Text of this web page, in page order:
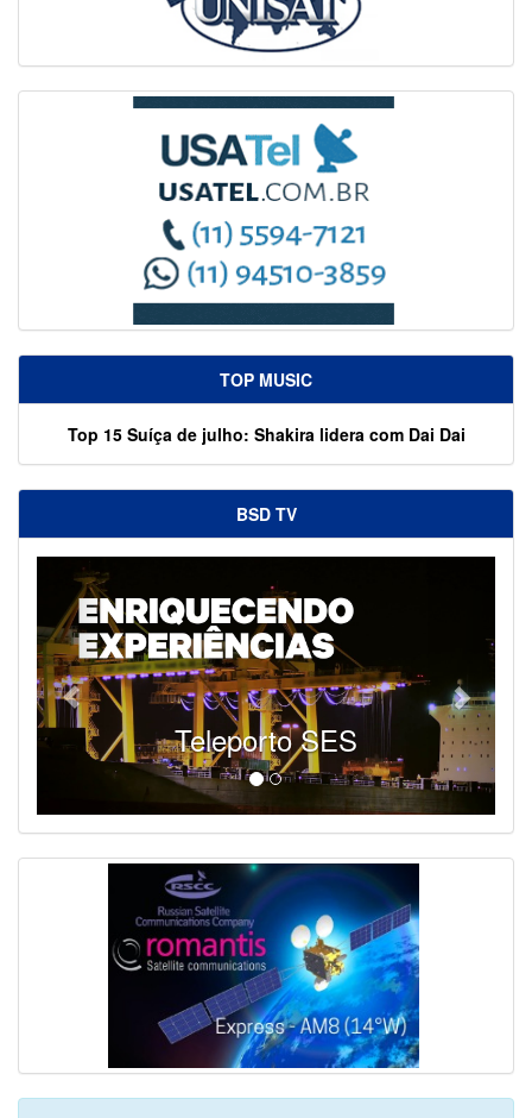
TOP MUSIC
Top 15 Suíça de julho: Shakira lidera com Dai Dai
BSD TV
Teleporto SES